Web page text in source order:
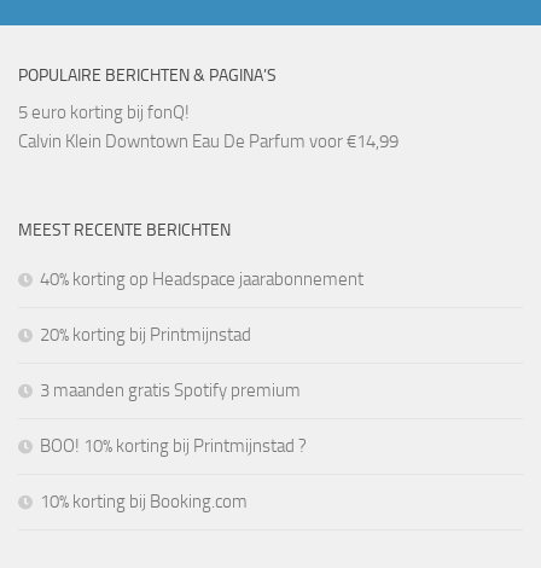
POPULAIRE BERICHTEN & PAGINA’S
5 euro korting bij fonQ!
Calvin Klein Downtown Eau De Parfum voor €14,99
MEEST RECENTE BERICHTEN
40% korting op Headspace jaarabonnement
20% korting bij Printmijnstad
3 maanden gratis Spotify premium
BOO! 10% korting bij Printmijnstad ?
10% korting bij Booking.com